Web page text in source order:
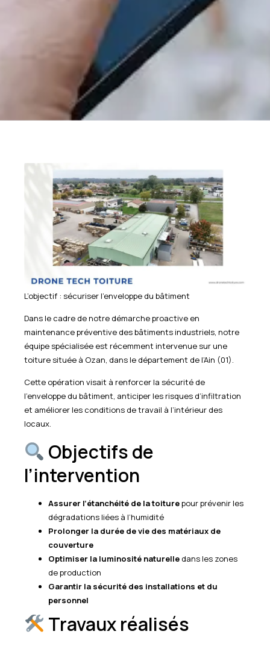
L’objectif : sécuriser l’enveloppe du bâtiment
Dans le cadre de notre démarche proactive en
maintenance préventive des bâtiments industriels, notre
équipe spécialisée est récemment intervenue sur une
toiture située à Ozan, dans le département de l’Ain (01).
Cette opération visait à renforcer la sécurité de
l’enveloppe du bâtiment, anticiper les risques d’infiltration
et améliorer les conditions de travail à l’intérieur des
locaux.
Objectifs de
l’intervention
Assurer l’étanchéité de la toiturepour prévenir les
dégradations liées à l’humidité
Prolonger la durée de vie des matériaux de
couverture
Optimiser la luminosité naturelle dans les zones
de production
Garantir la sécurité des installations et du
personnel
Travaux réalisés